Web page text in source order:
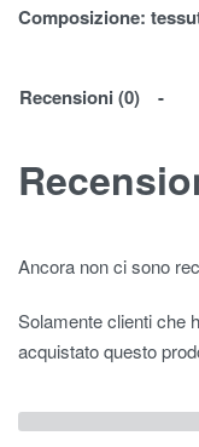
Composizione:
Recensioni (0)
Ancora non ci sono
Solamente clienti che
acquistato questo